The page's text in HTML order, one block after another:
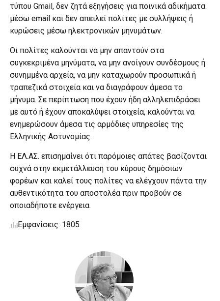
τύπου Gmail, δεν ζητά εξηγήσεις για ποινικά αδικήματα
μέσω email και δεν απειλεί πολίτες με συλλήψεις ή
κυρώσεις μέσω ηλεκτρονικών μηνυμάτων.
Οι πολίτες καλούνται να μην απαντούν στα
συγκεκριμένα μηνύματα, να μην ανοίγουν συνδέσμους ή
συνημμένα αρχεία, να μην καταχωρούν προσωπικά ή
τραπεζικά στοιχεία και να διαγράφουν άμεσα το
μήνυμα. Σε περίπτωση που έχουν ήδη αλληλεπιδράσει
με αυτό ή έχουν αποκαλύψει στοιχεία, καλούνται να
ενημερώσουν άμεσα τις αρμόδιες υπηρεσίες της
Ελληνικής Αστυνομίας.
Η ΕΛ.ΑΣ. επισημαίνει ότι παρόμοιες απάτες βασίζονται
συχνά στην εκμετάλλευση του κύρους δημόσιων
φορέων και καλεί τους πολίτες να ελέγχουν πάντα την
αυθεντικότητα του αποστολέα πριν προβούν σε
οποιαδήποτε ενέργεια.
Εμφανίσεις: 1805